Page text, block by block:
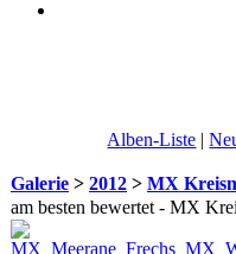
Alben-Liste |
Galerie > 2012 > MX
am besten bewertet - MX